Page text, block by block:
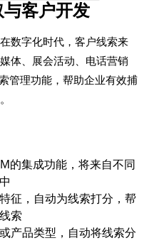
客户开发
数字化时代，客户线索来
体、展会活动、电话营销
管理功能，帮助企业有效捕
的集成功能，将来自不同
征，自动为线索打分，帮
索
产品类型，自动将线索分